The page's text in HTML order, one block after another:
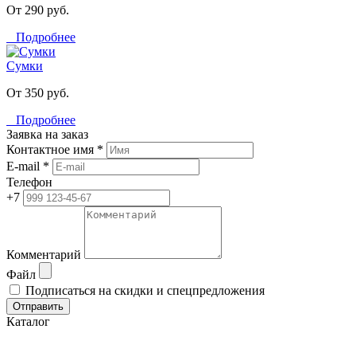
От 290 руб.
Подробнее
Сумки
От 350 руб.
Подробнее
Заявка на заказ
Контактное имя *
E-mail *
Телефон
+7
Комментарий
Файл
Подписаться на скидки и спецпредложения
Отправить
Каталог